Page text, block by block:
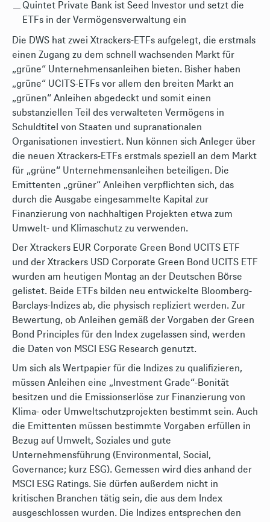
Quintet Private Bank ist Seed Investor und setzt die
ETFs in der Vermögensverwaltung ein
Die DWS hat zwei Xtrackers-ETFs aufgelegt, die erstmals
einen Zugang zu dem schnell wachsenden Markt für
„grüne“ Unternehmensanleihen bieten. Bisher haben
„grüne“ UCITS-ETFs vor allem den breiten Markt an
„grünen“ Anleihen abgedeckt und somit einen
substanziellen Teil des verwalteten Vermögens in
Schuldtitel von Staaten und supranationalen
Organisationen investiert. Nun können sich Anleger über
die neuen Xtrackers-ETFs erstmals speziell an dem Markt
für „grüne“ Unternehmensanleihen beteiligen. Die
Emittenten „grüner“ Anleihen verpflichten sich, das
durch die Ausgabe eingesammelte Kapital zur
Finanzierung von nachhaltigen Projekten etwa zum
Umwelt- und Klimaschutz zu verwenden.
Der Xtrackers EUR Corporate Green Bond UCITS ETF
und der Xtrackers USD Corporate Green Bond UCITS ETF
wurden am heutigen Montag an der Deutschen Bӧrse
gelistet. Beide ETFs bilden neu entwickelte Bloomberg-
Barclays-Indizes ab, die physisch repliziert werden. Zur
Bewertung, ob Anleihen gemäß der Vorgaben der Green
Bond Principles für den Index zugelassen sind, werden
die Daten von MSCI ESG Research genutzt.
Um sich als Wertpapier für die Indizes zu qualifizieren,
müssen Anleihen eine „Investment Grade“-Bonität
besitzen und die Emissionserlöse zur Finanzierung von
Klima- oder Umweltschutzprojekten bestimmt sein. Auch
die Emittenten müssen bestimmte Vorgaben erfüllen in
Bezug auf Umwelt, Soziales und gute
Unternehmensführung (Environmental, Social,
Governance; kurz ESG). Gemessen wird dies anhand der
MSCI ESG Ratings. Sie dürfen außerdem nicht in
kritischen Branchen tätig sein, die aus dem Index
ausgeschlossen wurden. Die Indizes entsprechen den